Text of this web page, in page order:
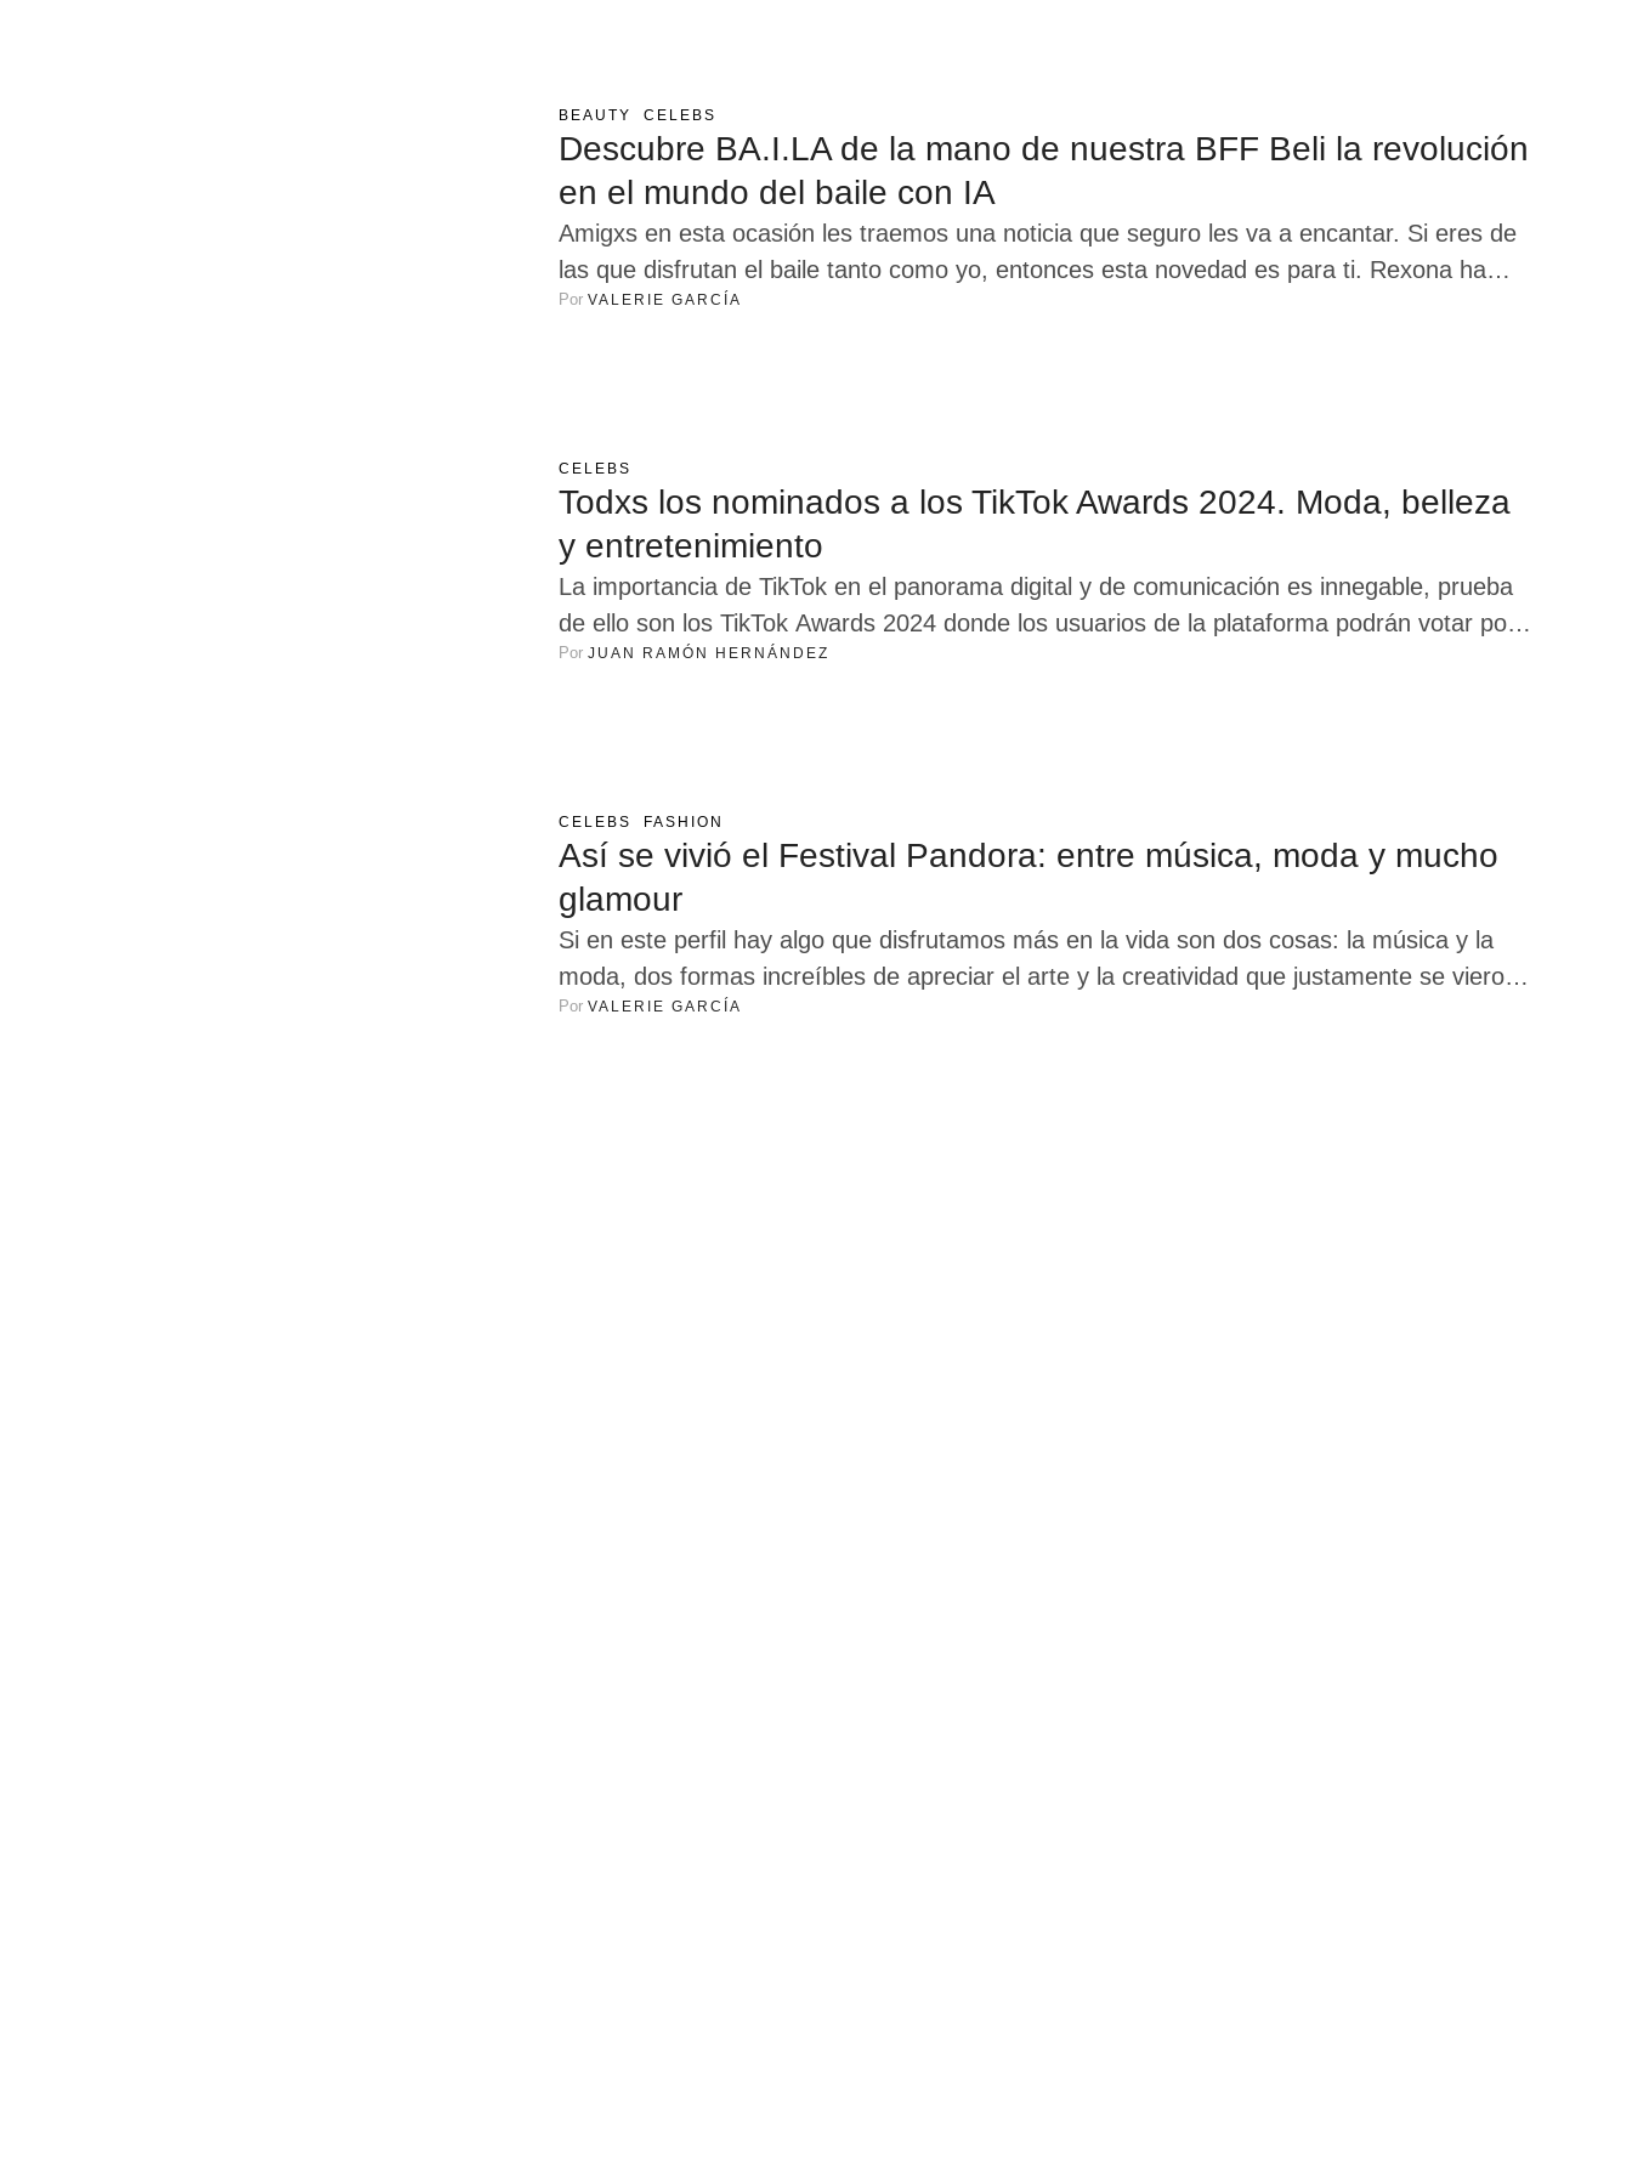
BEAUTY CELEBS
Descubre BA.I.LA de la mano de nuestra BFF Beli la revolución
en el mundo del baile con IA
Amigxs en esta ocasión les traemos una noticia que seguro les va a encantar. Si eres de
las que disfrutan el baile tanto como yo, entonces esta novedad es para ti. Rexona ha
lanzado una web app gratuita que te va a hacer bailar sin parar. Se llama BA.I.LA y está
Por VALERIE GARCÍA
CELEBS
Todxs los nominados a los TikTok Awards 2024. Moda, belleza
y entretenimiento
La importancia de TikTok en el panorama digital y de comunicación es innegable, prueba
de ello son los TikTok Awards 2024 donde los usuarios de la plataforma podrán votar por
sus contendientes favoritos. Entre sus categorías, los creadores de contenido de moda y
Por JUAN RAMÓN HERNÁNDEZ
CELEBS FASHION
Así se vivió el Festival Pandora: entre música, moda y mucho
glamour
Si en este perfil hay algo que disfrutamos más en la vida son dos cosas: la música y la
moda, dos formas increíbles de apreciar el arte y la creatividad que justamente se vieron
reunidas en el espectacular Festival Pandora, marca reconocida por sus joyas únicas que
Por VALERIE GARCÍA